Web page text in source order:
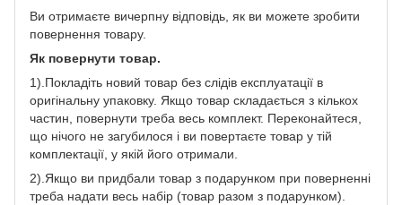
Ви отримаєте вичерпну відповідь, як ви можете зробити
повернення товару.
Як повернути товар.
1).Покладіть новий товар без слідів експлуатації в
оригінальну упаковку. Якщо товар складається з кількох
частин, повернути треба весь комплект. Переконайтеся,
що нічого не загубилося і ви повертаєте товар у тій
комплектації, у якій його отримали.
2).Якщо ви придбали товар з подарунком при поверненні
треба надати весь набір (товар разом з подарунком).